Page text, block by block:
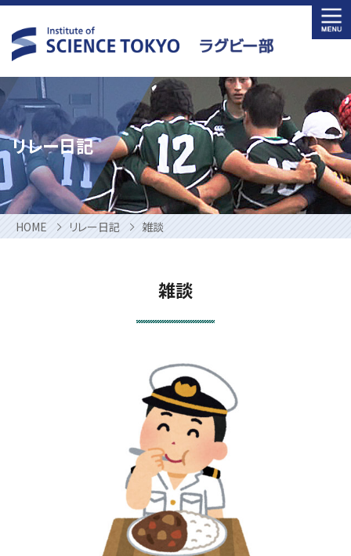
Skip
to
content
リレー日記
HOME リレー日記 雑談
雑談